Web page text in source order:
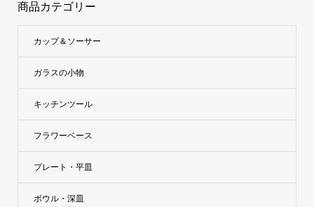
商品カテゴリー
カップ＆ソーサー
ガラスの小物
キッチンツール
フラワーベース
プレート・平皿
ボウル・深皿